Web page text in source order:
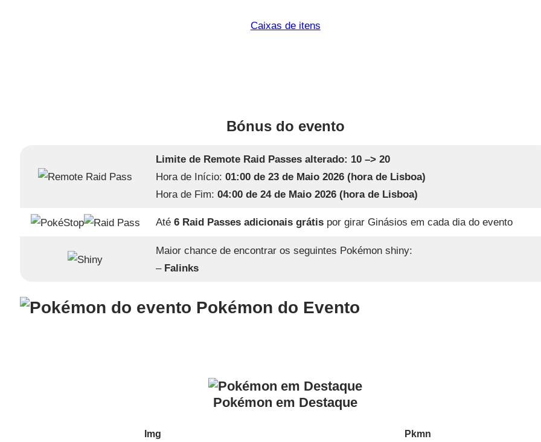
Caixas de itens
Bónus do evento
Limite de Remote Raid Passes alterado: 10 –> 20
Hora de Início:01:00 de 23 de Maio 2026 (hora de Lisboa)
Hora de Fim:04:00 de 24 de Maio 2026 (hora de Lisboa)
Até6 Raid Passes adicionais grátis por girar Ginásios em cada dia do evento
Maior chance de encontrar os seguintes Pokémon shiny:
– Falinks
Pokémon do Evento
Pokémon em Destaque
Img Pkmn